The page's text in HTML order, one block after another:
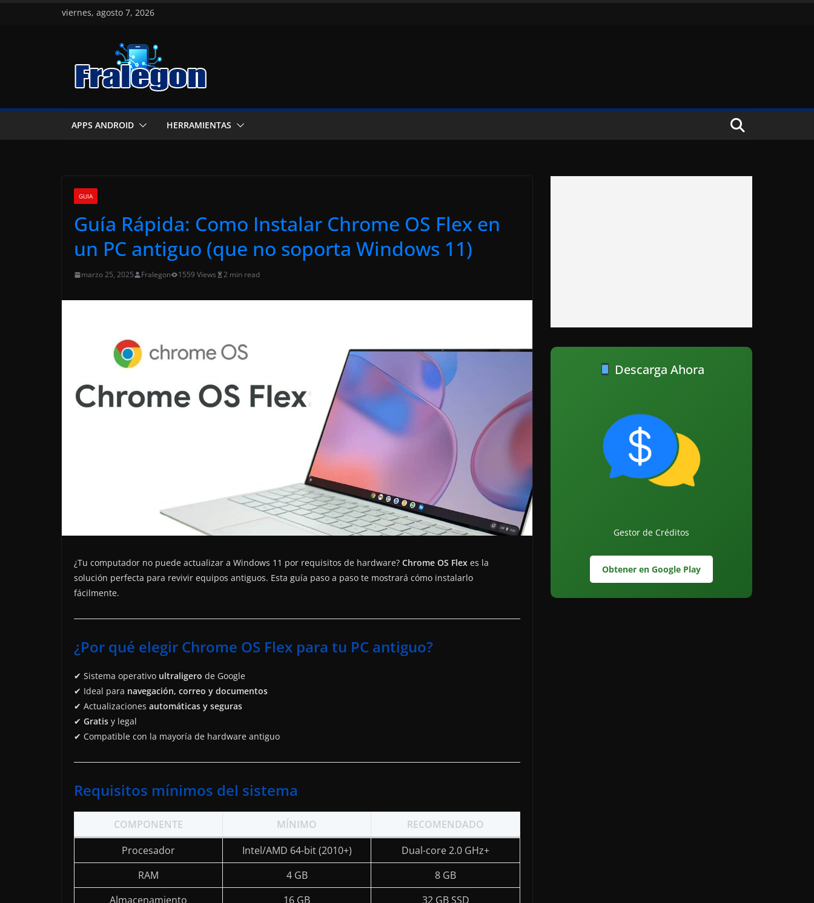
viernes, agosto 7, 2026
APPS ANDROID HERRAMIENTAS
GUIA
Guía Rápida: Como Instalar Chrome OS Flex en
un PC antiguo (que no soporta Windows 11)
marzo 25, 2025 Fralegon 1559 Views 2 min read
¿Tu computador no puede actualizar a Windows 11 por requisitos de hardware? Chrome OS Flex es la
solución perfecta para revivir equipos antiguos. Esta guía paso a paso te mostrará cómo instalarlo
fácilmente.
¿Por qué elegir Chrome OS Flex para tu PC antiguo?
✔ Sistema operativo ultraligero de Google
✔ Ideal para navegación, correo y documentos
✔ Actualizaciones automáticas y seguras
✔ Gratis y legal
✔ Compatible con la mayoría de hardware antiguo
Requisitos mínimos del sistema
COMPONENTE MÍNIMO
RECOMENDADO
Procesador
Intel/AMD 64-bit (2010+)
Dual-core 2.0 GHz+
RAM
4 GB
8 GB
Almacenamiento
16 GB
32 GB SSD
Descarga Ahora
Gestor de Créditos
Obtener en Google Play